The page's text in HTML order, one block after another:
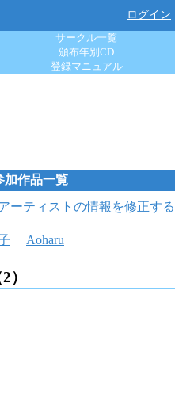
ログイン
サークル一覧
頒布年別CD
登録マニュアル
加作品一覧
ーティストの情報を修正する
Aoharu
）